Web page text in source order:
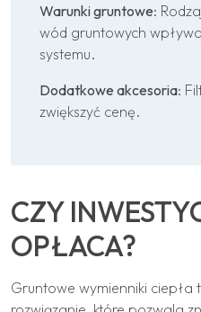
Warunki gruntowe:
wód gruntowych
systemu.
Dodatkowe akcesoria:
zwiększyć cenę.
CZY
OPŁACA?
Gruntowe wymienniki ciepła